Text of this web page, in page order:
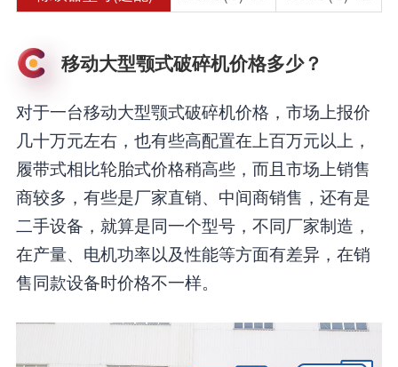
移动大型颚式破碎机价格多少？
对于一台移动大型颚式破碎机价格，市场上报价
几十万元左右，也有些高配置在上百万元以上，
履带式相比轮胎式价格稍高些，而且市场上销售
商较多，有些是厂家直销、中间商销售，还有是
二手设备，就算是同一个型号，不同厂家制造，
在产量、电机功率以及性能等方面有差异，在销
售同款设备时价格不一样。